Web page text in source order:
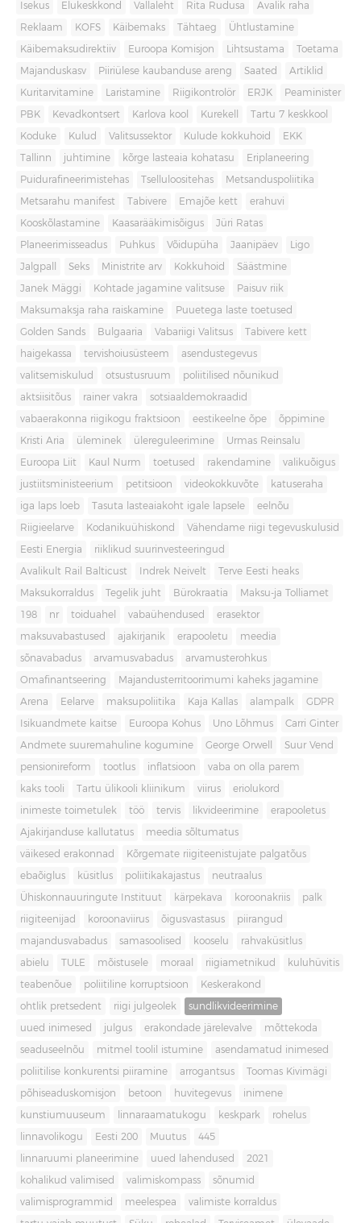
Isekus Elukeskkond Vallaleht Rita Rudusa Avalik raha
Reklaam KOFS Käibemaks Tähtaeg Ühtlustamine
Käibemaksudirektiiv Euroopa Komisjon Lihtsustama Toetama
Majanduskasv Piiriülese kaubanduse areng Saated Artiklid
Kuritarvitamine Laristamine Riigikontrolör ERJK Peaminister
PBK Kevadkontsert Karlova kool Kurekell Tartu 7 keskkool
Koduke Kulud Valitsussektor Kulude kokkuhoid EKK
Tallinn juhtimine kõrge lasteaia kohatasu Eriplaneering
Puidurafineerimistehas Tselluloositehas Metsanduspoliitika
Metsarahu manifest Tabivere Emajõe kett erahuvi
Kooskõlastamine Kaasarääkimisõigus Jüri Ratas
Planeerimisseadus Puhkus Võidupüha Jaanipäev Ligo
Jalgpall Seks Ministrite arv Kokkuhoid Säästmine
Janek Mäggi Kohtade jagamine valitsuse Paisuv riik
Maksumaksja raha raiskamine Puuetega laste toetused
Golden Sands Bulgaaria Vabariigi Valitsus Tabivere kett
haigekassa tervishoiusüsteem asendustegevus
valitsemiskulud otsustusruum poliitilised nõunikud
aktsiisitõus rainer vakra sotsiaaldemokraadid
vabaerakonna riigikogu fraktsioon eestikeelne õpe õppimine
Kristi Aria üleminek ülereguleerimine Urmas Reinsalu
Euroopa Liit Kaul Nurm toetused rakendamine valikuõigus
justiitsministeerium petitsioon videokokkuvõte katuseraha
iga laps loeb Tasuta lasteaiakoht igale lapsele eelnõu
Riigieelarve Kodanikuühiskond Vähendame riigi tegevuskulusid
Eesti Energia riiklikud suurinvesteeringud
Avalikult Rail Balticust Indrek Neivelt Terve Eesti heaks
Maksukorraldus Tegelik juht Bürokraatia Maksu-ja Tolliamet
198 nr toiduahel vabaühendused erasektor
maksuvabastused ajakirjanik erapooletu meedia
sõnavabadus arvamusvabadus arvamusterohkus
Omafinantseering Majandusterritoorimumi kaheks jagamine
Arena Eelarve maksupoliitika Kaja Kallas alampalk GDPR
Isikuandmete kaitse Euroopa Kohus Uno Lõhmus Carri Ginter
Andmete suuremahuline kogumine George Orwell Suur Vend
pensionireform tootlus inflatsioon vaba on olla parem
kaks tooli Tartu ülikooli kliinikum viirus eriolukord
inimeste toimetulek töö tervis likvideerimine erapooletus
Ajakirjanduse kallutatus meedia sõltumatus
väikesed erakonnad Kõrgemate riigiteenistujate palgatõus
ebaõiglus küsitlus poliitikakajastus neutraalus
Ühiskonnauuringute Instituut kärpekava koroonakriis palk
riigiteenijad koroonaviirus õigusvastasus piirangud
majandusvabadus samasoolised kooselu rahvaküsitlus
abielu TULE mõistusele moraal riigiametnikud kuluhüvitis
teabenõue poliitiline korruptsioon Keskerakond
ohtlik pretsedent riigi julgeolek sundlikvideerimine
uued inimesed julgus erakondade järelevalve mõttekoda
seaduseelnõu mitmel toolil istumine asendamatud inimesed
poliitilise konkurentsi piiramine arrogantsus Toomas Kivimägi
põhiseaduskomisjon betoon huvitegevus inimene
kunstiumuuseum linnaraamatukogu keskpark rohelus
linnavolikogu Eesti 200 Muutus 445
linnaruumi planeerimine uued lahendused 2021
kohalikud valimised valimiskompass sõnumid
valimisprogrammid meelespea valimiste korraldus